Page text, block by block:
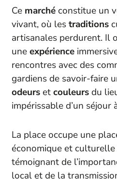
Ce marché constitue un
vivant, où lestraditions
artisanales perdurent. Il
uneexpérience
rencontres avec des
gardiens de savoir-faire
odeurs etcouleurs du
impérissable d’un séjour
La place occupe une
économique et culturelle
témoignant de
local et de la